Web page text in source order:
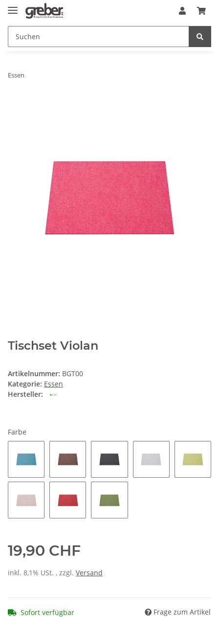
Essen
Tischset Violan
Artikelnummer: BGT00
Kategorie: Essen
Hersteller:
Farbe
19,90 CHF
inkl. 8,1% USt. , zzgl. Versand
Sofort verfügbar Frage zum Artikel